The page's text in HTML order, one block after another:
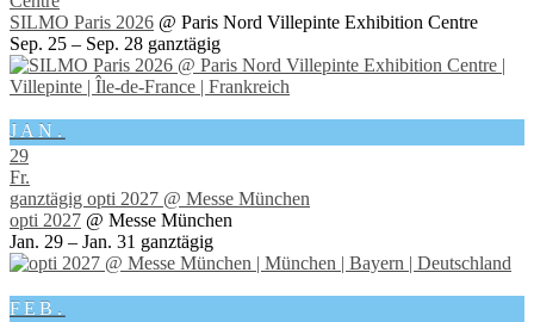
SILMO Paris 2026 @ Paris Nord Villepinte Exhibition Centre
Sep. 25 – Sep. 28 ganztägig
JAN.
29
Fr.
ganztägig opti 2027 @ Messe München
opti 2027 @ Messe München
Jan. 29 – Jan. 31 ganztägig
FEB.